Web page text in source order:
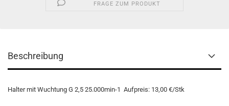
FRAGE ZUM PRODUKT
Beschreibung
Halter mit Wuchtung G 2,5 25.000min-1 Aufpreis: 13,00 €/Stk